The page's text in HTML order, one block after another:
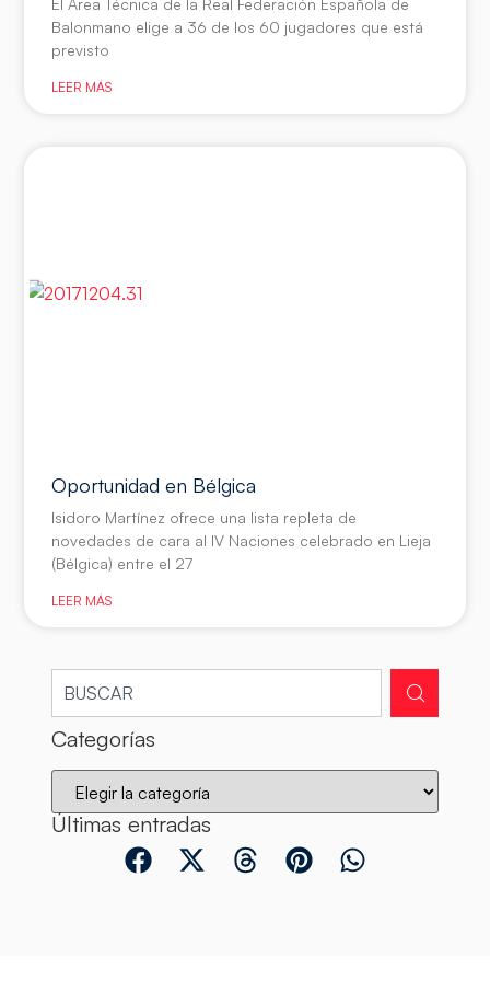
Balonmano elige a 36 de los 60 jugadores que está
previsto
LEER MÁS
Oportunidad en Bélgica
Isidoro Martínez ofrece una lista repleta de
novedades de cara al IV Naciones celebrado en Lieja
(Bélgica) entre el 27
LEER MÁS
Categorías
Últimas entradas